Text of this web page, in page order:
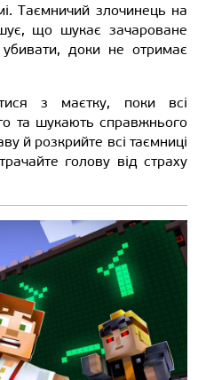
Таємничий злочинець на
що шукає зачароване
доки не отримає
з маєтку, поки всі
та шукають справжнього
й розкрийте всі таємниці
голову від страху